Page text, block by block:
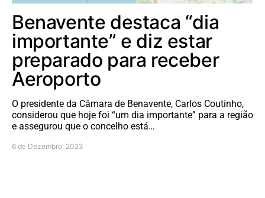
Benavente destaca “dia
importante” e diz estar
preparado para receber
Aeroporto
O presidente da Câmara de Benavente, Carlos Coutinho,
considerou que hoje foi “um dia importante” para a região
e assegurou que o concelho está…
6 de Dezembro, 2023